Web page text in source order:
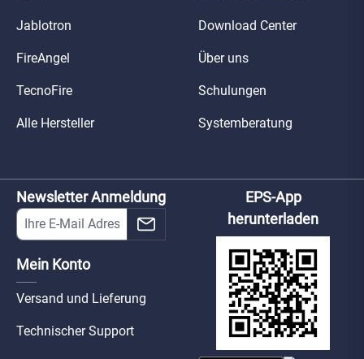
Jablotron
FireAngel
TecnoFire
Alle Hersteller
Download Center
Über uns
Schulungen
Systemberatung
Newsletter Anmeldung
Mein Konto
Versand und Lieferung
Technischer Support
EPS-App
herunterladen